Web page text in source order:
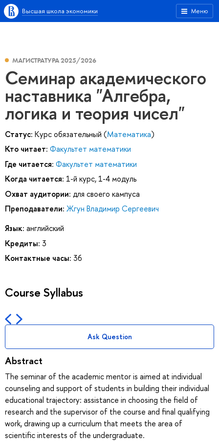
Меню
Высшая школа экономики
МАГИСТРАТУРА 2025/2026
Семинар академического
наставника "Алгебра,
логика и теория чисел"
Статус: Курс обязательный (Математика)
Кто читает: Факультет математики
Где читается: Факультет математики
Когда читается: 1-й курс, 1-4 модуль
Охват аудитории: для своего кампуса
Преподаватели: Жгун Владимир Сергеевич
Язык: английский
Кредиты: 3
Контактные часы: 36
Course Syllabus
Ask Question
Abstract
The seminar of the academic mentor is aimed at individual
counseling and support of students in building their individual
educational trajectory: assistance in choosing the field of
research and the supervisor of the course and final qualifying
work, drawing up a curriculum that meets the area of
scientific interests of the undergraduate.